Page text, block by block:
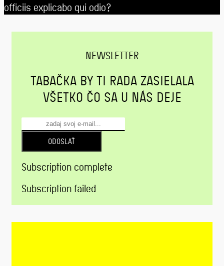
officiis explicabo qui odio?
NEWSLETTER
TABAČKA BY TI RADA ZASIELALA
VŠETKO ČO SA U NÁS DEJE
ODOSLAŤ
Subscription complete
Subscription failed